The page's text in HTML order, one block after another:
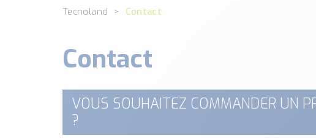
Tecnoland Contact
Contact
VOUS SOUHAITEZ COMMANDER UN
?